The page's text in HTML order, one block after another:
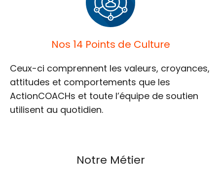
Nos 14 Points de Culture
Ceux-ci comprennent les valeurs, croyances,
attitudes et comportements que les
ActionCOACHs et toute l’équipe de soutien
utilisent au quotidien.
Notre Métier